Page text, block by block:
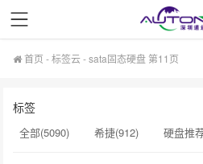
首页 -标签云- sata固态硬盘 第11页
标签
全部(5090) 希捷(912) 硬盘推